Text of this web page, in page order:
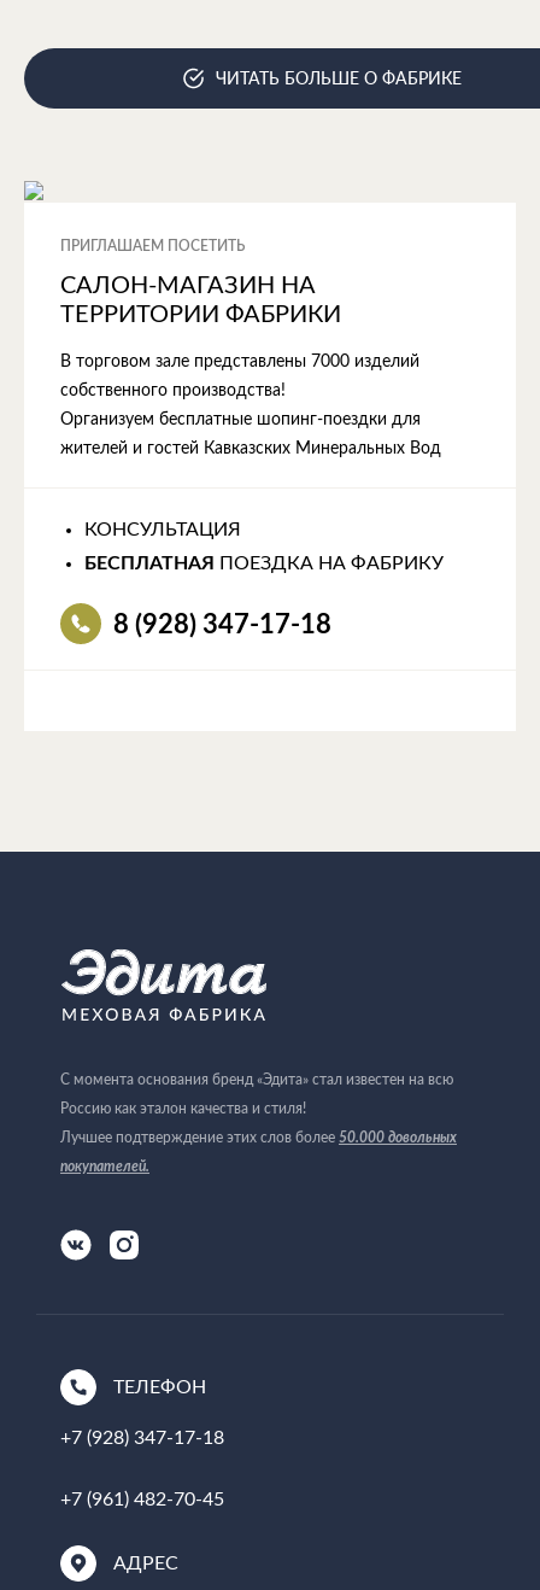
ЧИТАТЬ БОЛЬШЕ О ФАБРИКЕ
ПРИГЛАШАЕМ ПОСЕТИТЬ
САЛОН-МАГАЗИН НА
ТЕРРИТОРИИ ФАБРИКИ
В торговом зале представлены 7000 изделий
собственного производства!
Организуем бесплатные шопинг-поездки для
жителей и гостей Кавказских Минеральных Вод
КОНСУЛЬТАЦИЯ
БЕСПЛАТНАЯ
ПОЕЗДКА НА ФАБРИКУ
8 (928) 347-17-18
С момента основания бренд «Эдита» стал известен на всю
Россию как эталон качества и стиля!
Лучшее подтверждение этих слов более 50.000 довольных
покупателей.
ТЕЛЕФОН
+7 (928) 347-17-18
+7 (961) 482-70-45
АДРЕС